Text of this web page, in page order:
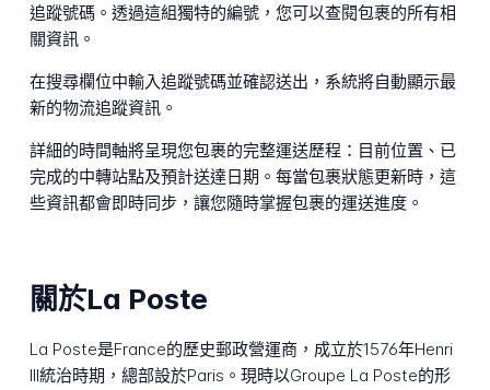
追蹤號碼。透過這組獨特的編號，您可以查閱包裹的所有相
關資訊。
在搜尋欄位中輸入追蹤號碼並確認送出，系統將自動顯示最
新的物流追蹤資訊。
詳細的時間軸將呈現您包裹的完整運送歷程：目前位置、已
完成的中轉站點及預計送達日期。每當包裹狀態更新時，這
些資訊都會即時同步，讓您隨時掌握包裹的運送進度。
關於La Poste
La Poste是France的歷史郵政營運商，成立於1576年Henri
III統治時期，總部設於Paris。現時以Groupe La Poste的形